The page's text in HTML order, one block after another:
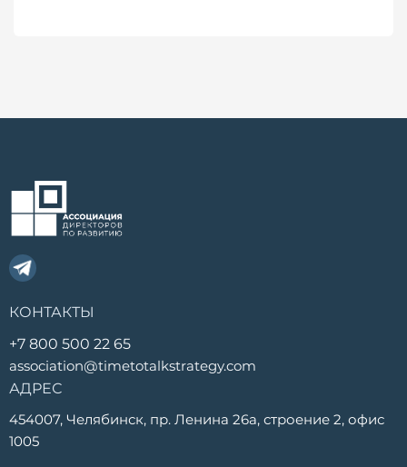
КОНТАКТЫ
+7 800 500 22 65
association@timetotalkstrategy.com
АДРЕС
454007, Челябинск, пр. Ленина 26а, строение 2, офис
1005